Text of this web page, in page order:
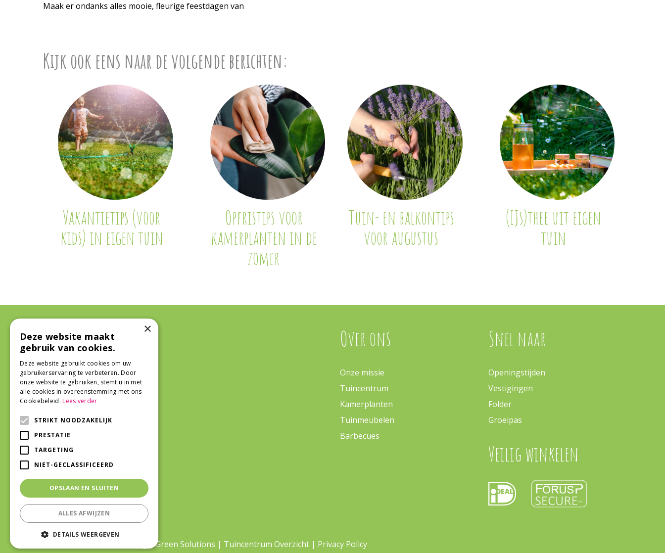
Maak er ondanks alles mooie, fleurige feestdagen van
Kijk ook eens naar de volgende berichten:
Vakantietips (voor
kids) in eigen tuin
Opfristips voor
kamerplanten in de
zomer
Tuin- en balkontips
voor augustus
(IJs)thee uit eigen
tuin
Algemeen
Algemene voorwaarden
Over ons
Onze missie
Tuincentrum
Kamerplanten
Tuinmeubelen
Barbecues
Snel naar
Openingstijden
Vestigingen
Folder
Groeipas
Veilig winkelen
|Green Solutions | Tuincentrum Overzicht | Privacy Policy
×
Deze website maakt
gebruik van cookies.
Deze website gebruikt cookies om uw
gebruikerservaring te verbeteren. Door
onze website te gebruiken, stemt u in met
alle cookies in overeenstemming met ons
Cookiebeleid.Lees verder
STRIKT NOODZAKELIJK
PRESTATIE
TARGETING
NIET-GECLASSIFICEERD
OPSLAAN EN SLUITEN
ALLES AFWIJZEN
DETAILS WEERGEVEN